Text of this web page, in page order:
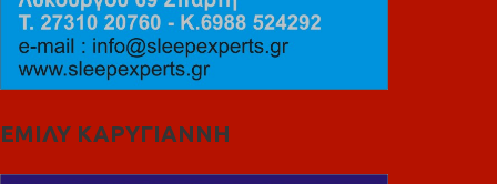
ΕΜΙΛΥ ΚΑΡΥΓΙΑΝΝΗ